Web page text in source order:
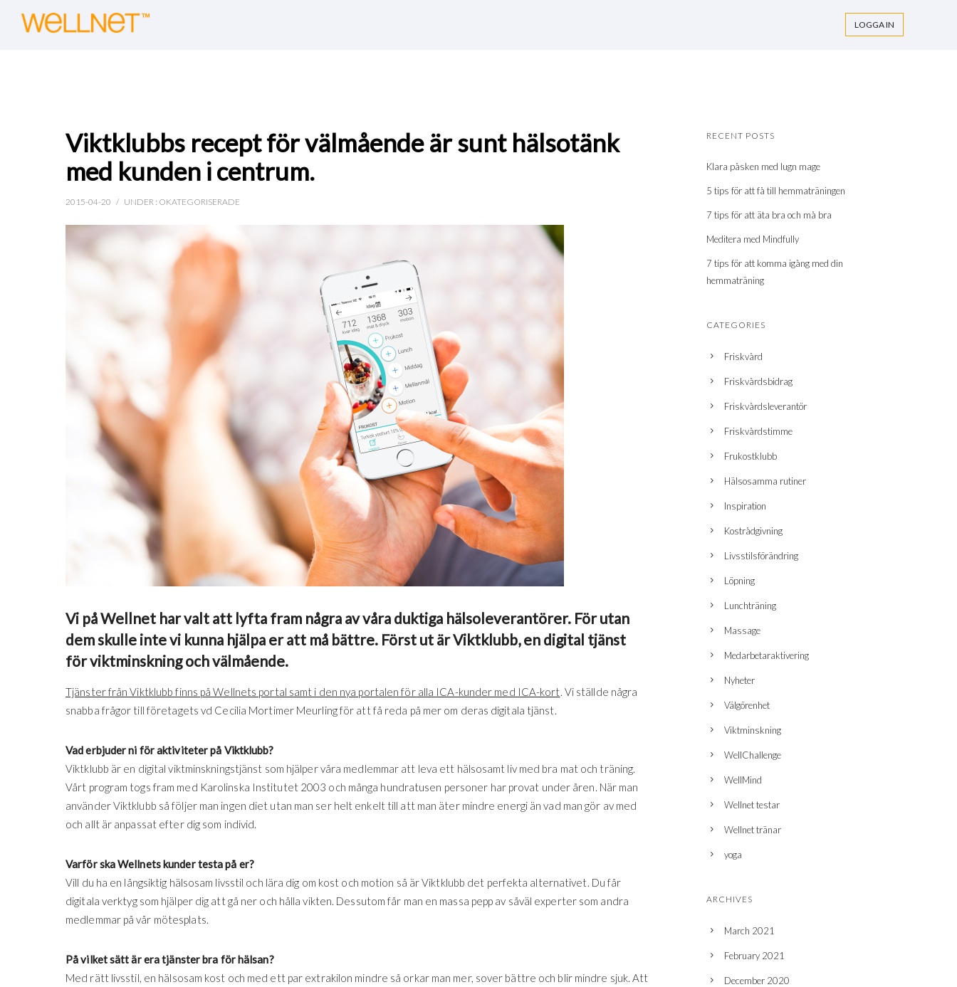
LOGGA IN
Viktklubbs recept för välmående är sunt hälsotänk
med kunden i centrum.
2015-04-20 / UNDER : OKATEGORISERADE
Vi på Wellnet har valt att lyfta fram några av våra duktiga hälsoleverantörer. För utan
dem skulle inte vi kunna hjälpa er att må bättre. Först ut är Viktklubb, en digital tjänst
för viktminskning och välmående.
Tjänster från Viktklubb finns på Wellnets portal samt i den nya portalen för alla ICA-kunder med ICA-kort. Vi ställde några
snabba frågor till företagets vd Cecilia Mortimer Meurling för att få reda på mer om deras digitala tjänst.
Vad erbjuder ni för aktiviteter på Viktklubb?
Viktklubb är en digital viktminskningstjänst som hjälper våra medlemmar att leva ett hälsosamt liv med bra mat och träning.
Vårt program togs fram med Karolinska Institutet 2003 och många hundratusen personer har provat under åren. När man
använder Viktklubb så följer man ingen diet utan man ser helt enkelt till att man äter mindre energi än vad man gör av med
och allt är anpassat efter dig som individ.
Varför ska Wellnets kunder testa på er?
Vill du ha en långsiktig hälsosam livsstil och lära dig om kost och motion så är Viktklubb det perfekta alternativet. Du får
digitala verktyg som hjälper dig att gå ner och hålla vikten. Dessutom får man en massa pepp av såväl experter som andra
medlemmar på vår mötesplats.
På vilket sätt är era tjänster bra för hälsan?
Med rätt livsstil, en hälsosam kost och med ett par extrakilon mindre så orkar man mer, sover bättre och blir mindre sjuk. Att
RECENT POSTS
Klara påsken med lugn mage
5 tips för att få till hemmaträningen
7 tips för att äta bra och må bra
Meditera med Mindfully
7 tips för att komma igång med din
hemmaträning
CATEGORIES
Friskvård
Friskvårdsbidrag
Friskvårdsleverantör
Friskvårdstimme
Frukostklubb
Hälsosamma rutiner
Inspiration
Kostrådgivning
Livsstilsförändring
Löpning
Lunchträning
Massage
Medarbetaraktivering
Nyheter
Välgörenhet
Viktminskning
WellChallenge
WellMind
Wellnet testar
Wellnet tränar
yoga
ARCHIVES
March 2021
February 2021
December 2020